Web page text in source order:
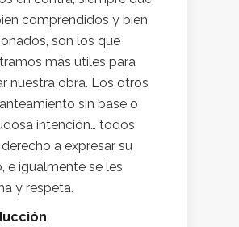
comprendidos y bien
son los que
más útiles para
nuestra obra. Los otros
sin base o
intención… todos
a expresar su
e igualmente se les
y respeta.